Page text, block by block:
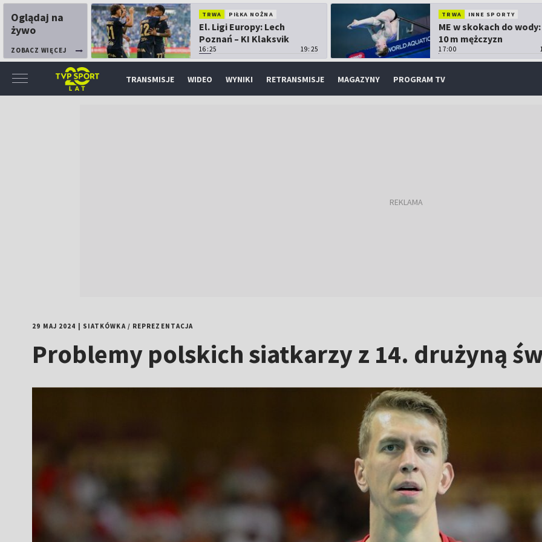
Oglądaj na
żywo
ZOBACZ WIĘCEJ
TRWA PIŁKA NOŻNA
El. Ligi Europy: Lech
Poznań – KI Klaksvik
16:25 19:25
TRWA INNE SPORTY
ME w skokach do wody:
10 m mężczyzn
17:00
TRANSMISJE WIDEO WYNIKI RETRANSMISJE MAGAZYNY PROGRAM TV
29 MAJ 2024 SIATKÓWKA/ REPREZENTACJA
Problemy polskich siatkarzy z 14. drużyną